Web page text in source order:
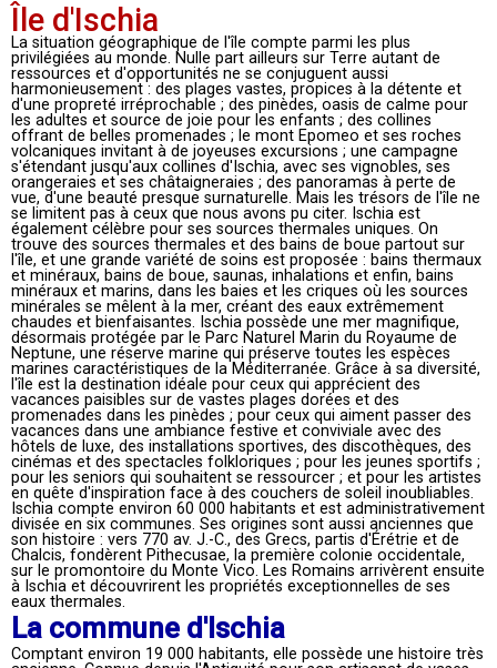
Île d'Ischia
La situation géographique de l'île compte parmi les plus
privilégiées au monde. Nulle part ailleurs sur Terre autant de
ressources et d'opportunités ne se conjuguent aussi
harmonieusement : des plages vastes, propices à la détente et
d'une propreté irréprochable ; des pinèdes, oasis de calme pour
les adultes et source de joie pour les enfants ; des collines
offrant de belles promenades ; le mont Epomeo et ses roches
volcaniques invitant à de joyeuses excursions ; une campagne
s'étendant jusqu'aux collines d'Ischia, avec ses vignobles, ses
orangeraies et ses châtaigneraies ; des panoramas à perte de
vue, d'une beauté presque surnaturelle. Mais les trésors de l'île ne
se limitent pas à ceux que nous avons pu citer. Ischia est
également célèbre pour ses sources thermales uniques. On
trouve des sources thermales et des bains de boue partout sur
l'île, et une grande variété de soins est proposée : bains thermaux
et minéraux, bains de boue, saunas, inhalations et enfin, bains
minéraux et marins, dans les baies et les criques où les sources
minérales se mêlent à la mer, créant des eaux extrêmement
chaudes et bienfaisantes. Ischia possède une mer magnifique,
désormais protégée par le Parc Naturel Marin du Royaume de
Neptune, une réserve marine qui préserve toutes les espèces
marines caractéristiques de la Méditerranée. Grâce à sa diversité,
l'île est la destination idéale pour ceux qui apprécient des
vacances paisibles sur de vastes plages dorées et des
promenades dans les pinèdes ; pour ceux qui aiment passer des
vacances dans une ambiance festive et conviviale avec des
hôtels de luxe, des installations sportives, des discothèques, des
cinémas et des spectacles folkloriques ; pour les jeunes sportifs ;
pour les seniors qui souhaitent se ressourcer ; et pour les artistes
en quête d'inspiration face à des couchers de soleil inoubliables.
Ischia compte environ 60 000 habitants et est administrativement
divisée en six communes. Ses origines sont aussi anciennes que
son histoire : vers 770 av. J.-C., des Grecs, partis d'Érétrie et de
Chalcis, fondèrent Pithecusae, la première colonie occidentale,
sur le promontoire du Monte Vico. Les Romains arrivèrent ensuite
à Ischia et découvrirent les propriétés exceptionnelles de ses
eaux thermales.
La commune d'Ischia
Comptant environ 19 000 habitants, elle possède une histoire très